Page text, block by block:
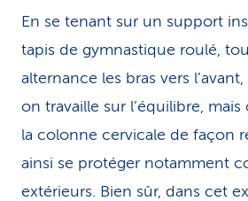
En se tenant sur un support
tapis de gymnastique roulé,
alternance les bras vers
on travaille sur l’équilibre, mais
la colonne cervicale de façon
ainsi se protéger notamment
extérieurs. Bien sûr, dans cet